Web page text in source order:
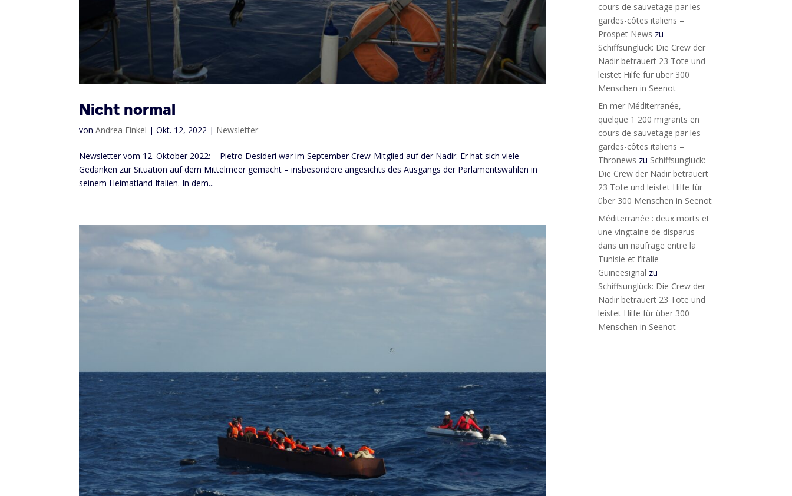
Nicht normal
vonAndrea Finkel |Okt. 12, 2022 | Newsletter
Newsletter vom 12. Oktober 2022: Pietro Desideri war im September Crew-Mitglied auf der Nadir. Er hat sich viele
Gedanken zur Situation auf dem Mittelmeer gemacht – insbesondere angesichts des Ausgangs der Parlamentswahlen in
seinem Heimatland Italien. In dem...
cours de sauvetage par les
gardes-côtes italiens –
Prospet News zu
Schiffsunglück: Die Crew der
Nadir betrauert 23 Tote und
leistet Hilfe für über 300
Menschen in Seenot
En mer Méditerranée,
quelque 1 200 migrants en
cours de sauvetage par les
gardes-côtes italiens –
Thronews zu Schiffsunglück:
Die Crew der Nadir betrauert
23 Tote und leistet Hilfe für
über 300 Menschen in Seenot
Méditerranée : deux morts et
une vingtaine de disparus
dans un naufrage entre la
Tunisie et l’Italie -
Guineesignal zu
Schiffsunglück: Die Crew der
Nadir betrauert 23 Tote und
leistet Hilfe für über 300
Menschen in Seenot